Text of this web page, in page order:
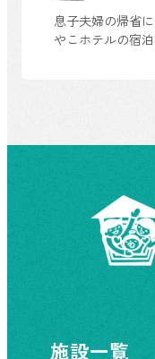
息子夫婦の帰省
やこホテルの宿
施設一覧